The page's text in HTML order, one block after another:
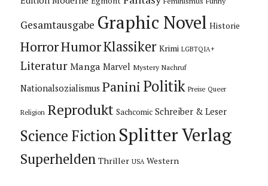
Gesamtausgabe Graphic Novel Historie
HorrorHumorKlassiker Krimi LGBTQIA+
Literatur Manga Marvel Mystery Nachruf
Nationalsozialismus Panini Politik Preise Queer
Religion Reprodukt Sachcomic Schreiber & Leser
Science Fiction Splitter Verlag
Superhelden Thriller USA Western